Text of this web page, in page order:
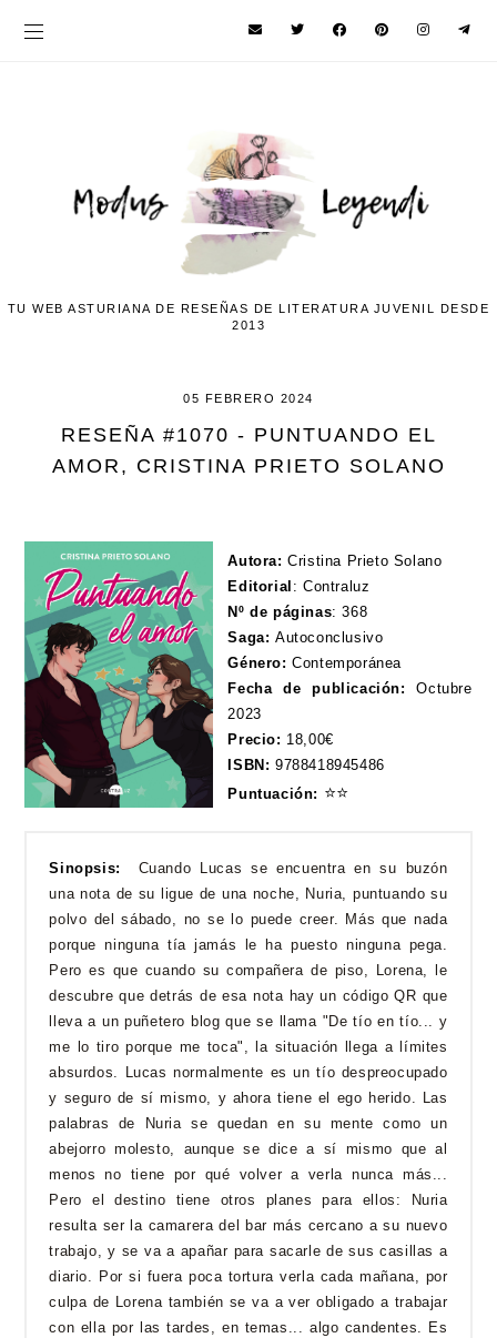
TU WEB ASTURIANA DE RESEÑAS DE LITERATURA JUVENIL DESDE
2013
05 FEBRERO 2024
RESEÑA #1070 - PUNTUANDO EL
AMOR, CRISTINA PRIETO SOLANO
Autora: Cristina Prieto Solano
Editorial : Contraluz
Nº de páginas: 368
Saga:Autoconclusivo
Género:Contemporánea
Fecha de publicación:Octubre
2023
Precio: 18,00€
ISBN: 9788418945486
Puntuación: ⭐⭐
Sinopsis:
Cuando Lucas se encuentra en su buzón
una nota de su ligue de una noche, Nuria, puntuando su
polvo del sábado, no se lo puede creer. Más que nada
porque ninguna tía jamás le ha puesto ninguna pega.
Pero es que cuando su compañera de piso, Lorena, le
descubre que detrás de esa nota hay un código QR que
lleva a un puñetero blog que se llama "De tío en tío... y
me lo tiro porque me toca", la situación llega a límites
absurdos.
Lucas normalmente es un tío despreocupado
y seguro de sí mismo, y ahora tiene el ego herido. Las
palabras de Nuria se quedan en su mente como un
abejorro molesto, aunque se dice a sí mismo que al
menos no tiene por qué volver a verla nunca más...
Pero el destino tiene otros planes para ellos: Nuria
resulta ser la camarera del bar más cercano a su nuevo
trabajo, y se va a apañar para sacarle de sus casillas a
diario. Por si fuera poca tortura verla cada mañana, por
culpa de Lorena también se va a ver obligado a trabajar
con ella por las tardes, en temas... algo candentes. Es